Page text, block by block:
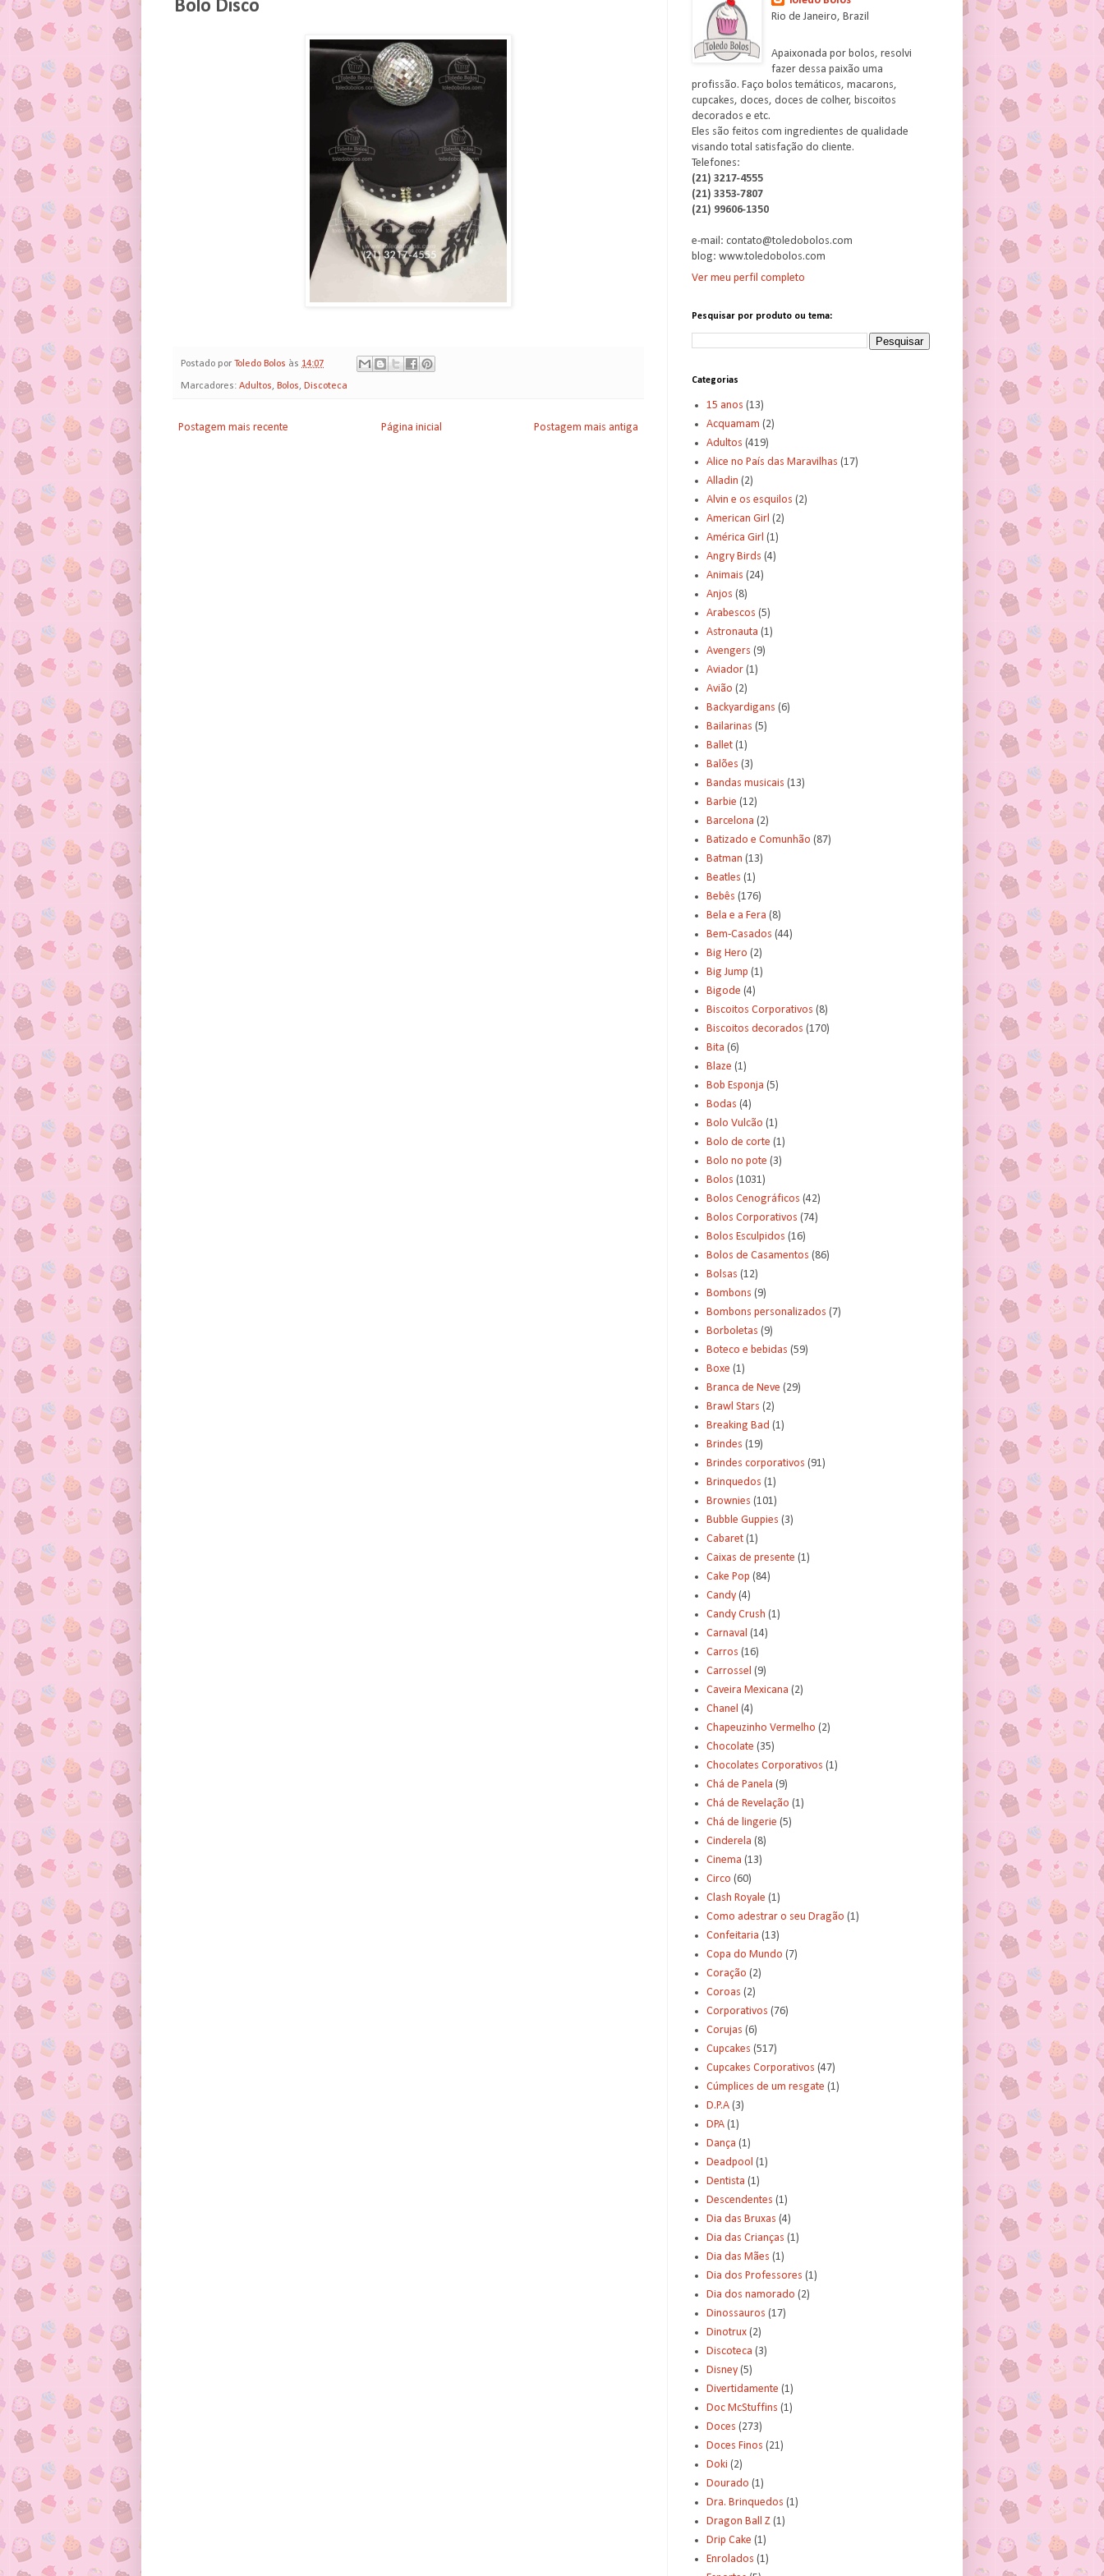
Bolo Disco
Postado por Toledo Bolos às 14:07
Marcadores: Adultos, Bolos, Discoteca
Postagem mais recente Postagem mais antiga
Página inicial
Rio de Janeiro, Brazil
Apaixonada por bolos, resolvi
fazer dessa paixão uma
profissão. Faço bolos temáticos, macarons,
cupcakes, doces, doces de colher, biscoitos
decorados e etc.
Eles são feitos com ingredientes de qualidade
visando total satisfação do cliente.
Telefones:
(21) 3217-4555
(21) 3353-7807
(21) 99606-1350
e-mail: contato@toledobolos.com
blog: www.toledobolos.com
Ver meu perfil completo
Pesquisar por produto ou tema:
Categorias
15 anos (13)
Acquamam (2)
Adultos (419)
Alice no País das Maravilhas (17)
Alladin (2)
Alvin e os esquilos (2)
American Girl (2)
América Girl (1)
Angry Birds (4)
Animais (24)
Anjos (8)
Arabescos (5)
Astronauta (1)
Avengers (9)
Aviador (1)
Avião (2)
Backyardigans (6)
Bailarinas (5)
Ballet (1)
Balões (3)
Bandas musicais (13)
Barbie (12)
Barcelona (2)
Batizado e Comunhão (87)
Batman (13)
Beatles (1)
Bebês (176)
Bela e a Fera (8)
Bem-Casados (44)
Big Hero (2)
Big Jump (1)
Bigode (4)
Biscoitos Corporativos (8)
Biscoitos decorados (170)
Bita (6)
Blaze (1)
Bob Esponja (5)
Bodas (4)
Bolo Vulcão (1)
Bolo de corte (1)
Bolo no pote (3)
Bolos (1031)
Bolos Cenográficos (42)
Bolos Corporativos (74)
Bolos Esculpidos (16)
Bolos de Casamentos (86)
Bolsas (12)
Bombons (9)
Bombons personalizados (7)
Borboletas (9)
Boteco e bebidas (59)
Boxe (1)
Branca de Neve (29)
Brawl Stars (2)
Breaking Bad (1)
Brindes (19)
Brindes corporativos (91)
Brinquedos (1)
Brownies (101)
Bubble Guppies (3)
Cabaret (1)
Caixas de presente (1)
Cake Pop (84)
Candy (4)
Candy Crush (1)
Carnaval (14)
Carros (16)
Carrossel (9)
Caveira Mexicana (2)
Chanel (4)
Chapeuzinho Vermelho (2)
Chocolate (35)
Chocolates Corporativos (1)
Chá de Panela (9)
Chá de Revelação (1)
Chá de lingerie (5)
Cinderela (8)
Cinema (13)
Circo (60)
Clash Royale (1)
Como adestrar o seu Dragão (1)
Confeitaria (13)
Copa do Mundo (7)
Coração (2)
Coroas (2)
Corporativos (76)
Corujas (6)
Cupcakes (517)
Cupcakes Corporativos (47)
Cúmplices de um resgate (1)
D.P.A (3)
DPA (1)
Dança (1)
Deadpool (1)
Dentista (1)
Descendentes (1)
Dia das Bruxas (4)
Dia das Crianças (1)
Dia das Mães (1)
Dia dos Professores (1)
Dia dos namorado (2)
Dinossauros (17)
Dinotrux (2)
Discoteca (3)
Disney (5)
Divertidamente (1)
Doc McStuffins (1)
Doces (273)
Doces Finos (21)
Doki (2)
Dourado (1)
Dra. Brinquedos (1)
Dragon Ball Z (1)
Drip Cake (1)
Enrolados (1)